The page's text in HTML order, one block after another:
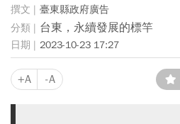
臺東縣政府廣告
台東，永續發展的標竿
2023-10-23 17:27
+A -A